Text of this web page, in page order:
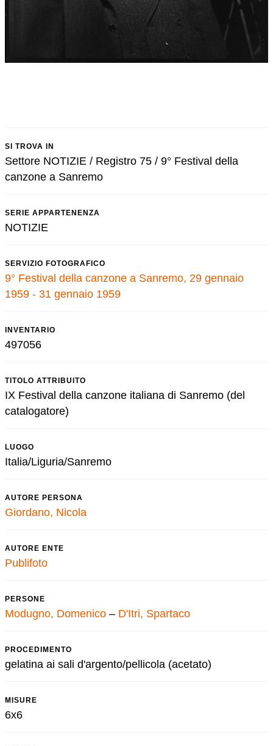
SI TROVA IN
Settore NOTIZIE / Registro 75 / 9° Festival della
canzone a Sanremo
SERIE APPARTENENZA
NOTIZIE
SERVIZIO FOTOGRAFICO
9° Festival della canzone a Sanremo, 29 gennaio
1959 - 31 gennaio 1959
INVENTARIO
497056
TITOLO ATTRIBUITO
IX Festival della canzone italiana di Sanremo (del
catalogatore)
LUOGO
Italia/Liguria/Sanremo
AUTORE PERSONA
Giordano, Nicola
AUTORE ENTE
Publifoto
PERSONE
Modugno, Domenico – D'Itri, Spartaco
PROCEDIMENTO
gelatina ai sali d'argento/pellicola (acetato)
MISURE
6x6